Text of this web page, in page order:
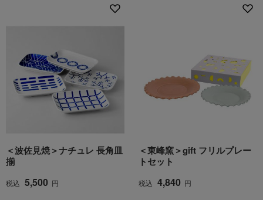
＜波佐見焼＞ナチュレ 長角皿
揃
税込 5,500 円
＜東峰窯＞gift フリルプレー
トセット
税込 4,840 円